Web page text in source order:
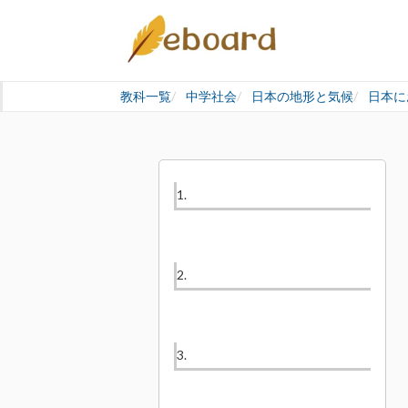
教科一覧 中学社会 日本の地形と気候 日本
1.
2.
3.